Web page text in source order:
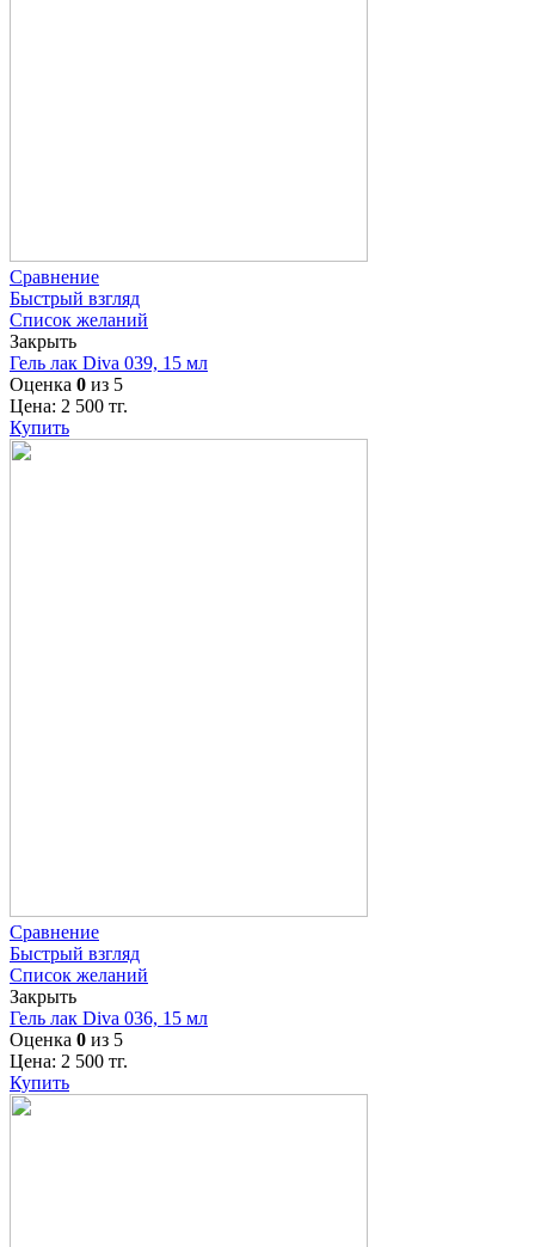
Сравнение
Быстрый взгляд
Список желаний
Закрыть
Гель лак Diva 039, 15 мл
Оценка 0 из 5
Цена: 2 500 тг.
Купить
Сравнение
Быстрый взгляд
Список желаний
Закрыть
Гель лак Diva 036, 15 мл
Оценка 0 из 5
Цена: 2 500 тг.
Купить